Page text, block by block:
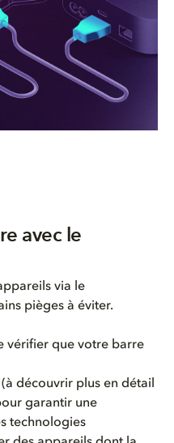
avec le
via le
pièges à éviter.
vérifier que votre barre
découvrir plus en détail
garantir une
technologies